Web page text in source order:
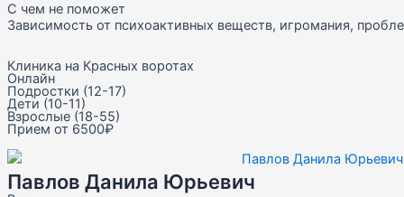
С чем не поможет
Зависимость от психоактивных веществ, игромания,
Клиника на Красных воротах
Онлайн
Подростки (12-17)
Дети (10-11)
Взрослые (18-55)
Прием от 6500₽
Павлов Данила Юрьевич